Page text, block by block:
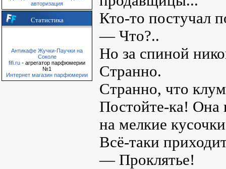
авторизация
Статистика
Антикафе Жучки-Паучки на
Соколе
fifi.ru - агрегатор парфюмерии
№1
Интернет магазин парфюмерии
Кто-то постучал
— Что?..
Но за спиной
Странно.
Странно, что
Постойте-ка! Она
на мелкие
Всё-таки
— Проклятье!